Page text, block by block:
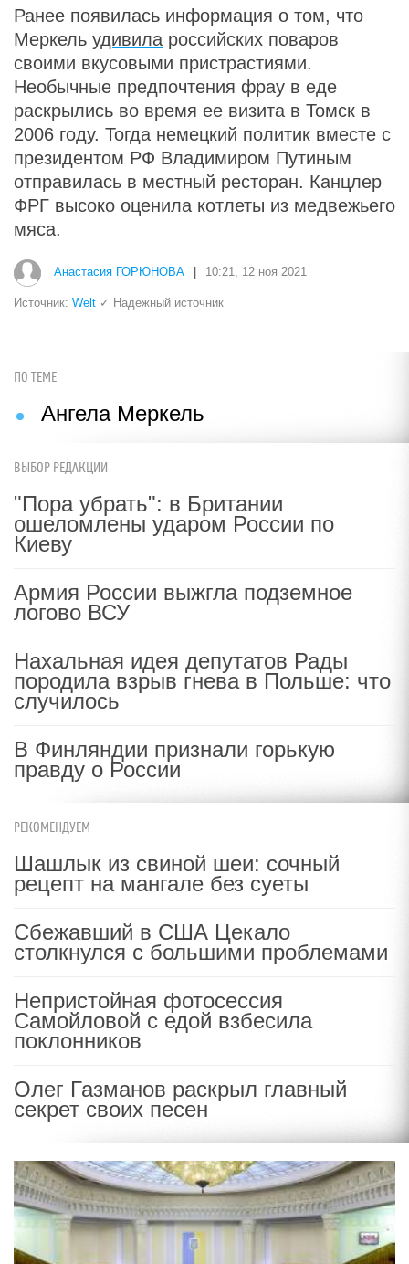
Ранее появилась информация о том, что
Меркель удивила российских поваров
своими вкусовыми пристрастиями.
Необычные предпочтения фрау в еде
раскрылись во время ее визита в Томск в
2006 году. Тогда немецкий политик вместе с
президентом РФ Владимиром Путиным
отправилась в местный ресторан. Канцлер
ФРГ высоко оценила котлеты из медвежьего
мяса.
Анастасия ГОРЮНОВА 10:21, 12 ноя 2021
Источник: Welt ✓ Надежный источник
ПО ТЕМЕ
Ангела Меркель
ВЫБОР РЕДАКЦИИ
"Пора убрать": в Британии
ошеломлены ударом России по
Киеву
Армия России выжгла подземное
логово ВСУ
Нахальная идея депутатов Рады
породила взрыв гнева в Польше: что
случилось
В Финляндии признали горькую
правду о России
РЕКОМЕНДУЕМ
Шашлык из свиной шеи: сочный
рецепт на мангале без суеты
Сбежавший в США Цекало
столкнулся с большими проблемами
Непристойная фотосессия
Самойловой с едой взбесила
поклонников
Олег Газманов раскрыл главный
секрет своих песен